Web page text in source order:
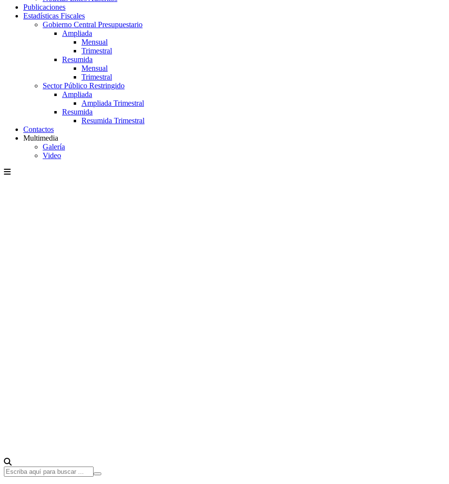
Publicaciones
Estadísticas Fiscales
Gobierno Central Presupuestario
Ampliada
Mensual
Trimestral
Resumida
Mensual
Trimestral
Sector Público Restringido
Ampliada
Ampliada Trimestral
Resumida
Resumida Trimestral
Contactos
Multimedia
Galería
Video